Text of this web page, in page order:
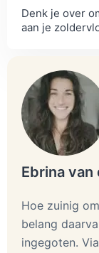
Denk je over
aan je
Ebrina van
Hoe zuinig
belang
ingegoten.